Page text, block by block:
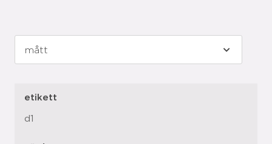
etikett
d1